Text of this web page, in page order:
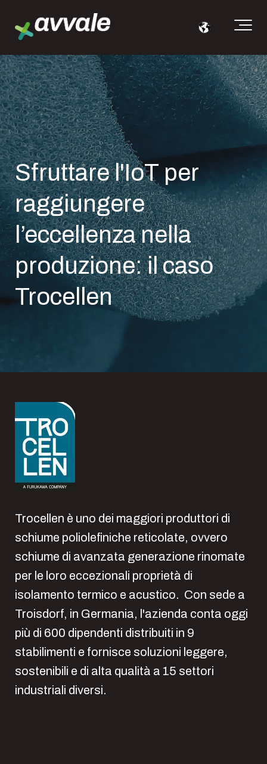
Sfruttare l'IoT per
raggiungere
l’eccellenza nella
produzione: il caso
Trocellen
Trocellen è uno dei maggiori produttori di
schiume poliolefiniche reticolate, ovvero
schiume di avanzata generazione rinomate
per le loro eccezionali proprietà di
isolamento termico e acustico. Con sede a
Troisdorf, in Germania, l'azienda conta oggi
più di 600 dipendenti distribuiti in 9
stabilimenti e fornisce soluzioni leggere,
sostenibili e di alta qualità a 15 settori
industriali diversi.